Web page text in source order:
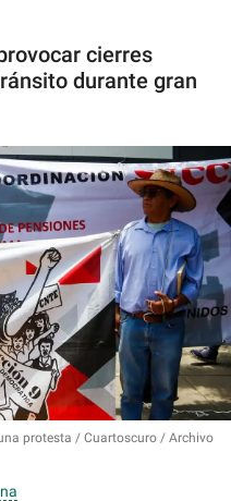
cierres
durante gran
protesta Cuartoscuro / Archivo